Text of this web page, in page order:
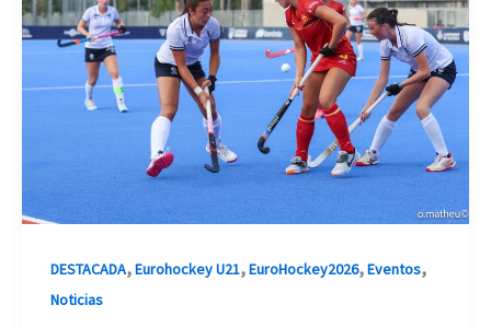
DESTACADA,Eurohockey U21,EuroHockey2026,Eventos,
Noticias